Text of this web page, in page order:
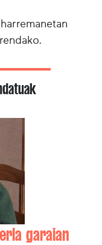
garaian